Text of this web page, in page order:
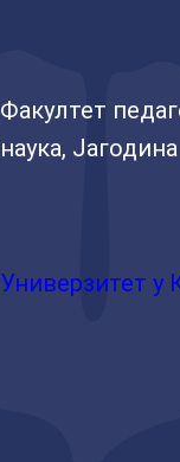
Факултет
наука, Јагодина
Универзитет у